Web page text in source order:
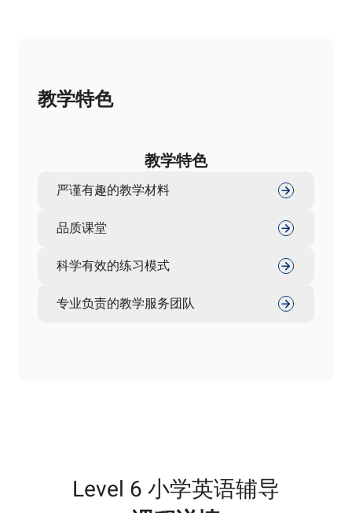
教学特色
教学特色
严谨有趣的教学材料
品质课堂
科学有效的练习模式
专业负责的教学服务团队
Level 6 小学英语辅导